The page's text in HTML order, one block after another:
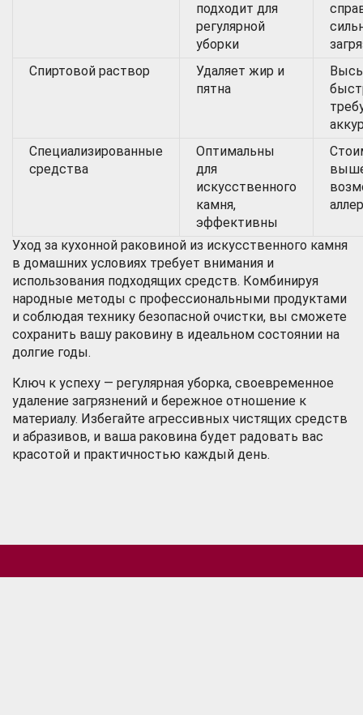
подходит для
регулярной
уборки
Спиртовой раствор
Удаляет жир и
пятна
Специализированные
средства
Оптимальны
для
искусственного
камня,
эффективны
Уход за кухонной раковиной из искусственного камня
в домашних условиях требует внимания и
использования подходящих средств. Комбинируя
народные методы с профессиональными продуктами
и соблюдая технику безопасной очистки, вы сможете
сохранить вашу раковину в идеальном состоянии на
долгие годы.
Ключ к успеху — регулярная уборка, своевременное
удаление загрязнений и бережное отношение к
материалу. Избегайте агрессивных чистящих средств
и абразивов, и ваша раковина будет радовать вас
красотой и практичностью каждый день.